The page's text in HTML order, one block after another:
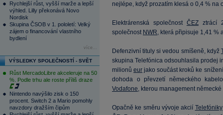
Rychlejší růst, vyšší marže a lepší
výhled. Lilly překonává Novo
Nordisk
Skupina ČSOB v 1. pololetí: Velký
zájem o financování vlastního
bydlení
více...
VÝSLEDKY SPOLEČNOSTÍ - SVĚT
Růst MercadoLibre akceleruje na 50
%. Podle trhu ale roste příliš draze
Nintendo navýšilo zisk o 150
procent. Switch 2 a Mario pomohly
navzdory dražším čipům
nejlépe, když prozatím klesá o 0,4 % na
Elektrárenská společnost ČEZztrácí
společnost NWR, která připisuje 1,41 %
Defenzivní tituly si vedou smíšeně, když
skupina Telefónica odsouhlasila prodej
milionůeur jako součást kroků ke
dohoda o převzetí německého
Vodafone, kterou management
Opačně ke směru vývoje akcií Telefóniky